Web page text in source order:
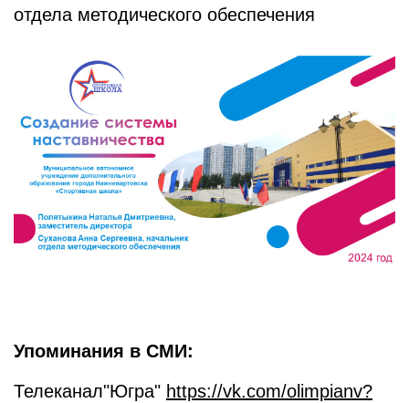
отдела методического обеспечения
Упоминания в СМИ:
Телеканал"Югра" https://vk.com/olimpianv?